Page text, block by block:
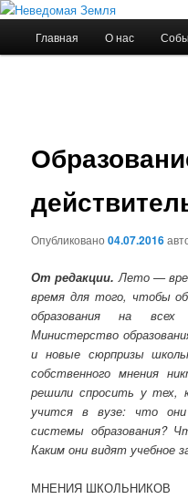
Неведомая
Перейти
содержимому
Главная О нас
Опубликовано04.07.2016
От редакции. Лето —
время для того, чтобы
образования на
Министерство
и новые сюрпризы
собственного мнения
решили спросить у тех,
учится в вузе: что
системы образования?
Каким они видят учебное
МНЕНИЯ ШКОЛЬНИКОВ